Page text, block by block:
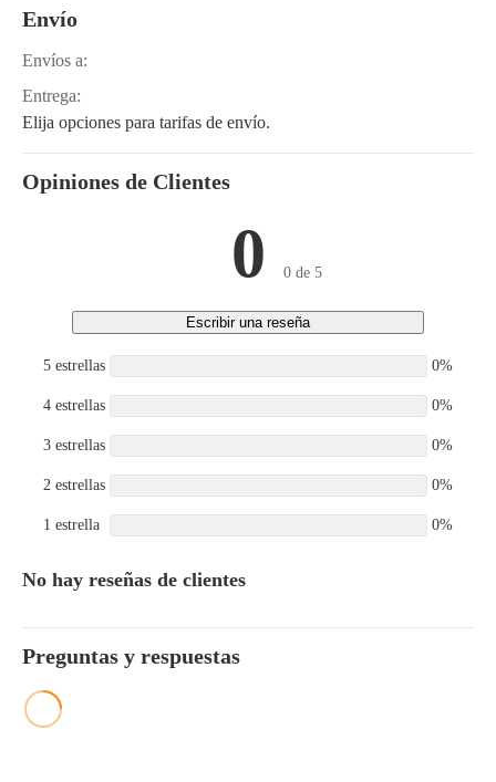
Envío
Envíos a:
Entrega:
Elija opciones para tarifas de envío.
Opiniones de Clientes
0 0 de 5
Escribir una reseña
5 estrellas 0%
4 estrellas 0%
3 estrellas 0%
2 estrellas 0%
1 estrella 0%
No hay reseñas de clientes
Preguntas y respuestas